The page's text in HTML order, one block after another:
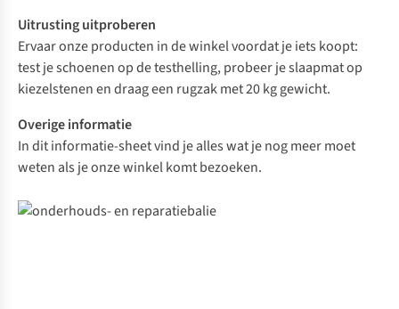
Uitrusting uitproberen
Ervaar onze producten in de winkel voordat je iets koopt:
test je schoenen op de testhelling, probeer je slaapmat op
kiezelstenen en draag een rugzak met 20 kg gewicht.
Overige informatie
Indit informatie-sheetvind je alles wat je nog meer moet
weten als je onze winkel komt bezoeken.